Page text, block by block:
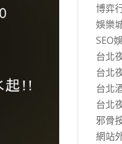
博弈
娛樂
SEO
台北
台北
台北
台北
邪骨
網站